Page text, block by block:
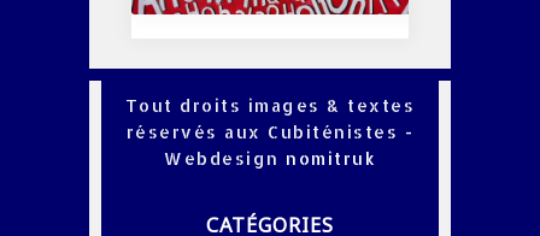
Tout droits images & textes
réservés aux Cubiténistes -
Webdesign nomitruk
CATÉGORIES